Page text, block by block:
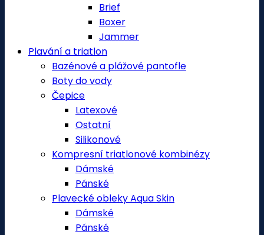
Brief
Boxer
Jammer
Plavání a triatlon
Bazénové a plážové pantofle
Boty do vody
Čepice
Latexové
Ostatní
Silikonové
Kompresní triatlonové kombinézy
Dámské
Pánské
Plavecké obleky Aqua Skin
Dámské
Pánské